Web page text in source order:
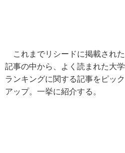
これまでリシードに掲載された
記事の中から、よく読まれた大学
ランキングに関する記事をピック
アップ。一挙に紹介する。